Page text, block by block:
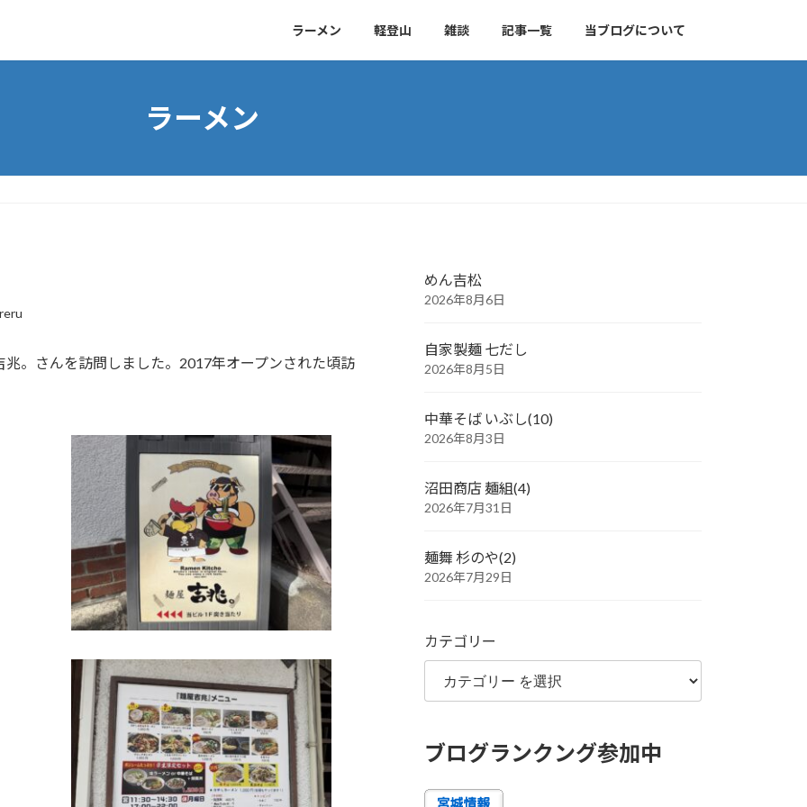
ラーメン 軽登山 雑談 記事一覧 当ブログについて
ラーメン
。さんを訪問しました。2017年オープンされた頃訪
めん吉松
2026年8月6日
自家製麺 七だし
2026年8月5日
中華そば いぶし(10)
2026年8月3日
沼田商店 麺組(4)
2026年7月31日
麺舞 杉のや(2)
2026年7月29日
カテゴリー
ブログランクング参加中